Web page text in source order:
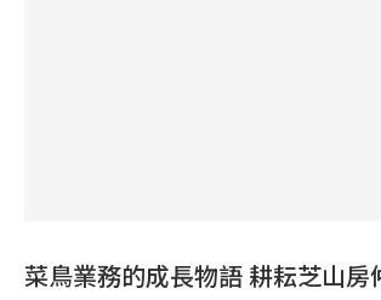
菜鳥業務的成長物語 耕耘芝山房